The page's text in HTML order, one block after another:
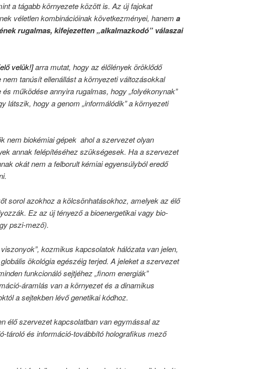
a tágabb környezete között is. Az új fajokat
véletlen kombinációinak következményei, hanem a
rugalmas, kifejezetten „alkalmazkodó” válaszai
velük!]arra mutat, hogy az élőlények öröklődő
tanúsít ellenállást a környezeti változásokkal
működése annyira rugalmas, hogy „folyékonynak”
látszik, hogy a genom „informálódik” a környezeti
nem biokémiai gépek ahol a szervezet olyan
annak felépítéséhez szükségesek. Ha a szervezet
okát nem a felborult kémiai egyensúlyból eredő
sorol azokhoz a kölcsönhatásokhoz, amelyek az élő
Ez az új tényező a bioenergetikai vagy bio-
pszi-mező).
kozmikus kapcsolatok hálózata van jelen,
ökológia egészéig terjed. A jeleket a szervezet
funkcionáló sejtjéhez „finom energiák”
áramlás van a környezet és a dinamikus
a sejtekben lévő genetikai kódhoz.
élő szervezet kapcsolatban van egymással az
tároló és információ-továbbító holografikus mező